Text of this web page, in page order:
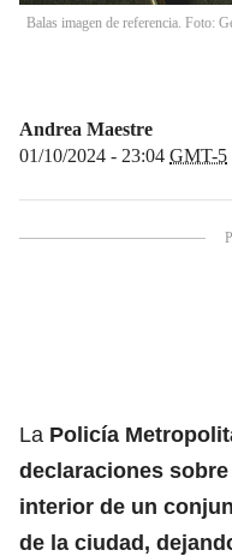
Balas imagen de referencia. Foto:
Andrea Maestre
01/10/2024 - 23:04 GMT-5
La Policía
declaraciones
interior de un
de la ciudad,